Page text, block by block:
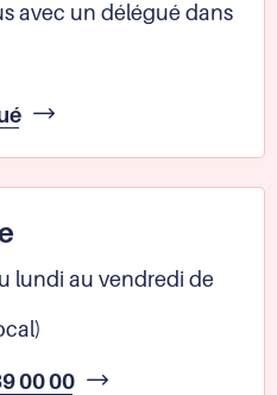
avec un délégué dans
À
rencontrant
un
lundi au vendredi de
00 00 À